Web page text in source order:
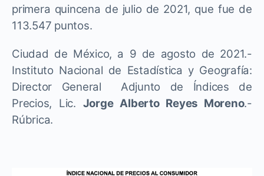
primera quincena de julio de 2021, que fue de
113.547 puntos.
Ciudad de México, a 9 de agosto de 2021.-
Instituto Nacional de Estadística y Geografía:
Director General Adjunto de Índices de
Precios, Lic. Jorge Alberto Reyes Moreno.-
Rúbrica.